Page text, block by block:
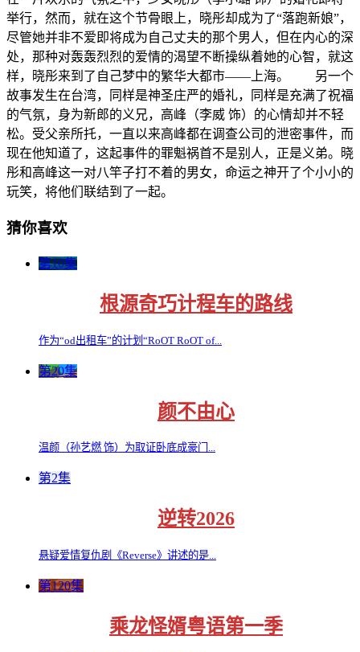
举行，然而，就在这个节骨眼上，晓彤却成为了“落跑新娘”，
尽管她并非不爱即将成为自己丈夫的那个男人，但在内心的深
处，那种对轰轰烈烈的爱情的渴望不断操纵着她的心智，就这
样，晓彤来到了自己梦中的繁华大都市——上海。 另一个
故事发生在台湾，同样是神圣庄严的婚礼，同样是充满了祝福
的气氛，身为新郎的义兄，高峰（李威 饰）的心情却并不轻
松。受父亲所托，一直以来高峰都在调查公司的泄密事件，而
现在他知道了，这起事件的罪魁祸首不是别人，正是义弟。晓
彤和高峰这一对八竿子打不着的男女，命运之神开了个小小的
玩笑，将他们联结到了一起。
猜你喜欢
第10集
根源奇巧计程车的路线
作为“od出租车”的计划“RoOT RoOT of...
第20集
颜不由心
温颜（孙艺燃 饰）为取证卧底成豪门...
第2集
逆转2026
悬疑爱情复仇剧《Reverse》讲述的是...
第120集
乘龙怪婿粤语第一季